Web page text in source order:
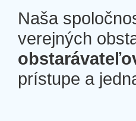
Naša
verejných
prístupe a